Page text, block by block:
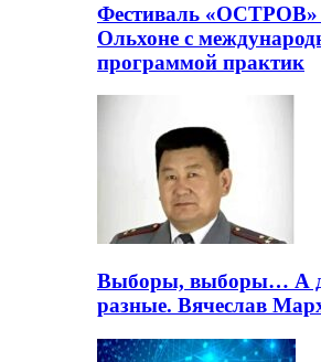
Фестиваль «ОСТРОВ»
Ольхоне с
программой практик
Выборы, выборы… А
разные. Вячеслав